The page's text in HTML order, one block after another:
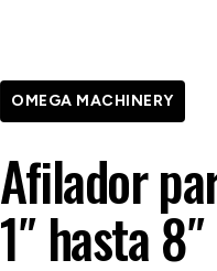
OMEGA MACHINERY
Afilador
1″ hasta